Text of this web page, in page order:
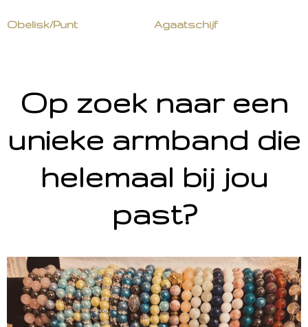
Obelisk/Punt Agaatschijf
Op zoek naar een
unieke armband die
helemaal bij jou
past?